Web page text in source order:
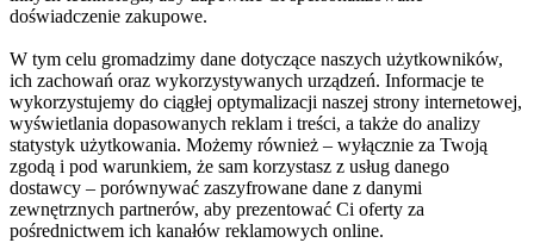
doświadczenie zakupowe.
W tym celu gromadzimy dane dotyczące naszych użytkowników,
ich zachowań oraz wykorzystywanych urządzeń. Informacje te
wykorzystujemy do ciągłej optymalizacji naszej strony internetowej,
wyświetlania dopasowanych reklam i treści, a także do analizy
statystyk użytkowania. Możemy również – wyłącznie za Twoją
zgodą i pod warunkiem, że sam korzystasz z usług danego
dostawcy – porównywać zaszyfrowane dane z danymi
zewnętrznych partnerów, aby prezentować Ci oferty za
pośrednictwem ich kanałów reklamowych online.